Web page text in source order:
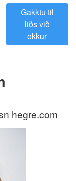
Gakktu til
liðs við
okkur
hegre.com